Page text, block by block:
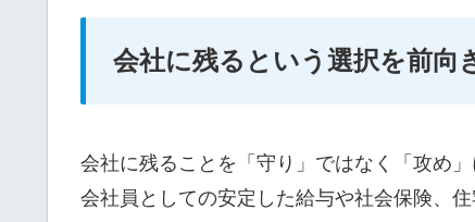
会社に残るという選択を前向
会社に残ることを「守り」ではなく「攻め
会社員としての安定した給与や社会保険、